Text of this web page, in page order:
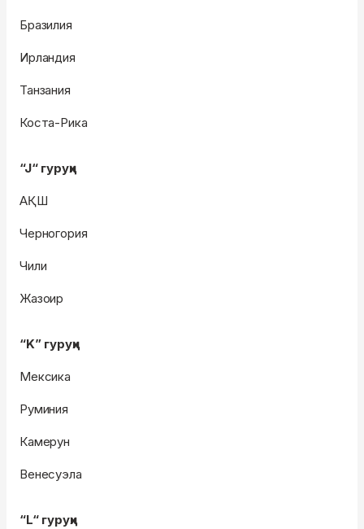
Бразилия
Ирландия
Танзания
Коста-Рика
“J“ гуруҳи
АҚШ
Черногория
Чили
Жазоир
“K” гуруҳи
Мексика
Руминия
Камерун
Венесуэла
“L“ гуруҳи